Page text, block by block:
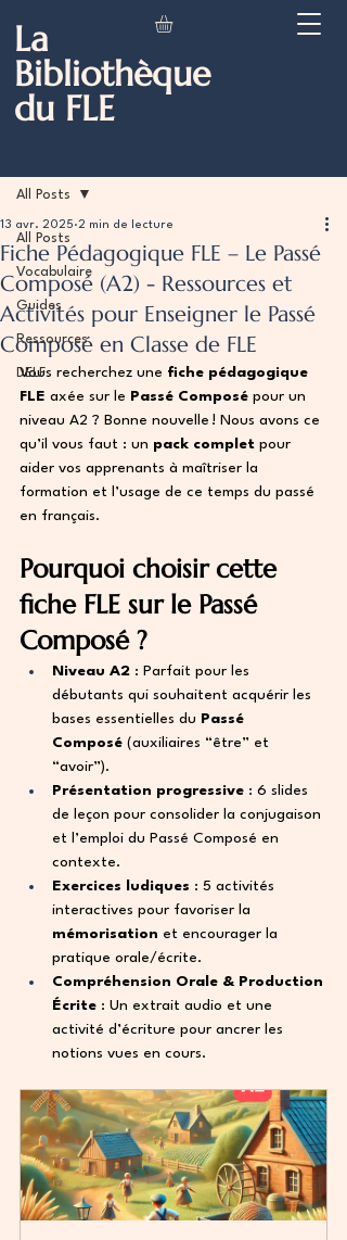
La
Bibliothèque
du FLE
All Posts
Vocabulaire
Guides
Ressources
DELF
All Posts
Fiche Pédagogique FLE – Le Passé
Composé (A2) - Ressources et
Activités pour Enseigner le Passé
Composé en Classe de FLE
13 avr. 2025 2 min de lecture
Vous recherchez une fiche pédagogique
FLE axée sur le Passé Composé pour un
niveau A2 ? Bonne nouvelle ! Nous avons ce
qu’il vous faut : un pack complet pour
aider vos apprenants à maîtriser la
formation et l’usage de ce temps du passé
en français.
Pourquoi choisir cette
fiche FLE sur le Passé
Composé ?
Niveau A2 : Parfait pour les
débutants qui souhaitent acquérir les
bases essentielles du Passé
Composé (auxiliaires “être” et
“avoir”).
Présentation progressive : 6 slides
de leçon pour consolider la conjugaison
et l’emploi du Passé Composé en
contexte.
Exercices ludiques : 5 activités
interactives pour favoriser la
mémorisation et encourager la
pratique orale/écrite.
Compréhension Orale & Production
Écrite : Un extrait audio et une
activité d’écriture pour ancrer les
notions vues en cours.